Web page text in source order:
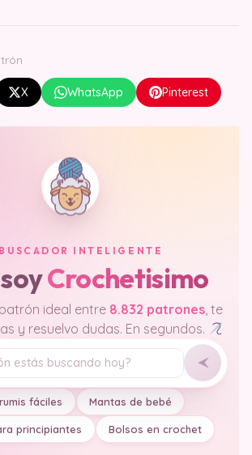
X WhatsApp Pinterest
INTELIGENTE
Crochetisimo
ideal entre 8.832 patrones, te
y resuelvo dudas. En segundos.
fáciles Mantas de bebé
principiantes Bolsos en crochet